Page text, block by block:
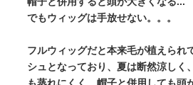
でもウィッグは手放せない。。。
フルウィッグだと本来毛が植えられ
シュとなっており、夏は断然涼しく